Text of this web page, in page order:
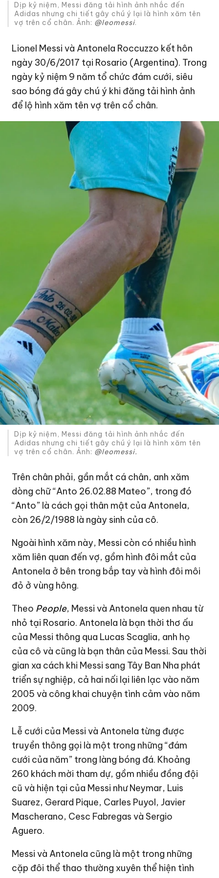
Dịp kỷ niệm, Messi đăng tải hình ảnh nhắc đến
Adidas nhưng chi tiết gây chú ý lại là hình xăm tên
vợ trên cổ chân. Ảnh: @leomessi.
Lionel Messi và Antonela Roccuzzo kết hôn
ngày 30/6/2017 tại Rosario (Argentina). Trong
ngày kỷ niệm 9 năm tổ chức đám cưới, siêu
sao bóng đá gây chú ý khi đăng tải hình ảnh
để lộ hình xăm tên vợ trên cổ chân.
Dịp kỷ niệm, Messi đăng tải hình ảnh nhắc đến
Adidas nhưng chi tiết gây chú ý lại là hình xăm tên
vợ trên cổ chân. Ảnh: @leomessi.
Trên chân phải, gần mắt cá chân, anh xăm
dòng chữ “Anto 26.02.88 Mateo”, trong đó
“Anto” là cách gọi thân mật của Antonela,
còn 26/2/1988 là ngày sinh của cô.
Ngoài hình xăm này, Messi còn có nhiều hình
xăm liên quan đến vợ, gồm hình đôi mắt của
Antonela ở bên trong bắp tay và hình đôi môi
đỏ ở vùng hông.
Theo People, Messi và Antonela quen nhau từ
nhỏ tại Rosario. Antonela là bạn thời thơ ấu
của Messi thông qua Lucas Scaglia, anh họ
của cô và cũng là bạn thân của Messi. Sau thời
gian xa cách khi Messi sang Tây Ban Nha phát
triển sự nghiệp, cả hai nối lại liên lạc vào năm
2005 và công khai chuyện tình cảm vào năm
2009.
Lễ cưới của Messi và Antonela từng được
truyền thông gọi là một trong những “đám
cưới của năm” trong làng bóng đá. Khoảng
260 khách mời tham dự, gồm nhiều đồng đội
cũ và hiện tại của Messi như Neymar, Luis
Suarez, Gerard Pique, Carles Puyol, Javier
Mascherano, Cesc Fabregas và Sergio
Aguero.
Messi và Antonela cũng là một trong những
cặp đôi thể thao thường xuyên thể hiện tình